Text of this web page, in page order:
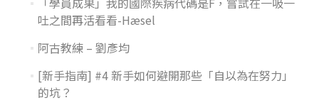
吐之間再活看看-Hæsel
阿古教練 – 劉彥均
[新手指南] #4 新手如何避開那些「自以為在努力」
的坑？